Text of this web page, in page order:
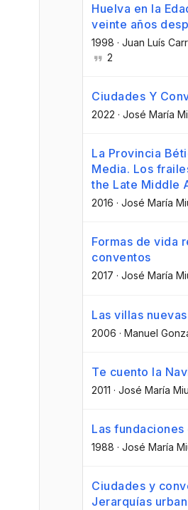
Huelva en la
veinte años
1998 · Juan Luís
2
Ciudades Y
2022 · José María
La Provincia
Media. Los
the Late Middle
2016 · José María
Formas de vida
conventos
2017 · José María
Las villas
2006 · Manuel
Te cuento la
2011 · José María
Las
1988 · José María
Ciudades y
Jerarquías